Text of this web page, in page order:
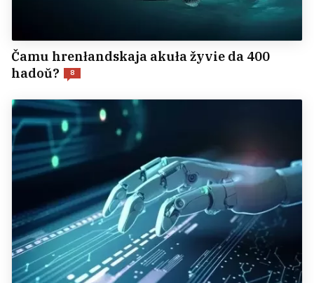
Čamu hrenłandskaja akuła žyvie da 400
hadoŭ?
8